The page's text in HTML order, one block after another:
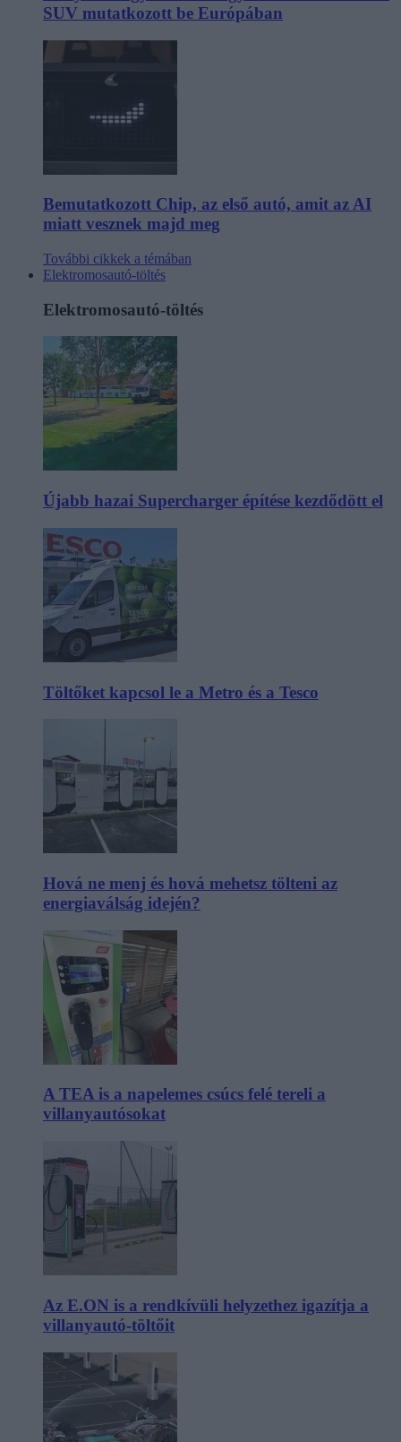
SUV mutatkozott be Európában
Bemutatkozott Chip, az első autó, amit az AI
miatt vesznek majd meg
További cikkek a témában
Elektromosautó-töltés
Elektromosautó-töltés
Újabb hazai Supercharger építése kezdődött el
Töltőket kapcsol le a Metro és a Tesco
Hová ne menj és hová mehetsz tölteni az
energiaválság idején?
A TEA is a napelemes csúcs felé tereli a
villanyautósokat
Az E.ON is a rendkívüli helyzethez igazítja a
villanyautó-töltőit